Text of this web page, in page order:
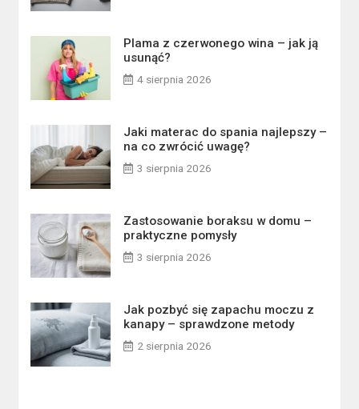
Plama z czerwonego wina – jak ją
usunąć?
4 sierpnia 2026
Jaki materac do spania najlepszy –
na co zwrócić uwagę?
3 sierpnia 2026
Zastosowanie boraksu w domu –
praktyczne pomysły
3 sierpnia 2026
Jak pozbyć się zapachu moczu z
kanapy – sprawdzone metody
2 sierpnia 2026